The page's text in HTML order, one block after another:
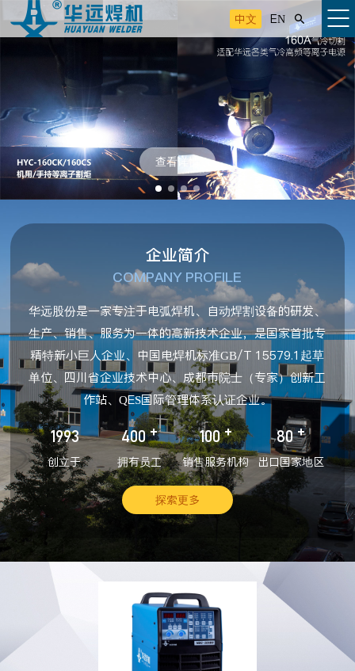
中文 EN 
查看详情
企业简介
COMPANY PROFILE
华远股份是一家专注于电弧焊机、自动焊割设备的研发、
生产、销售、服务为一体的高新技术企业，是国家首批专
精特新小巨人企业、中国电焊机标准GB/T 15579.1起草
单位、四川省企业技术中心、成都市院士（专家）创新工
作站、QES国际管理体系认证企业。
1993
创立于
400 +
拥有员工
100 +
销售服务机构
80 +
出口国家地区
探索更多